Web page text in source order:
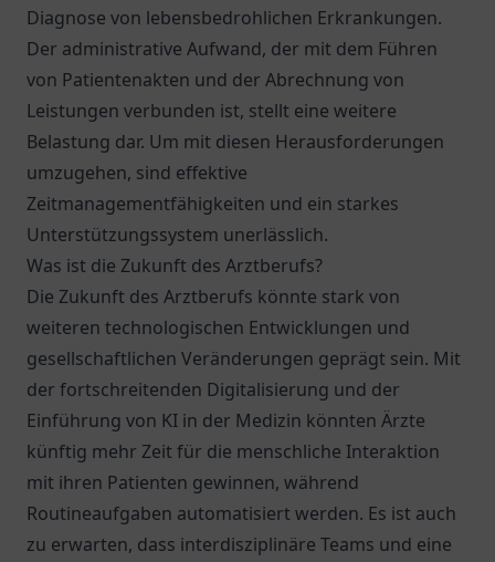
Diagnose von lebensbedrohlichen Erkrankungen.
Der administrative Aufwand, der mit dem Führen
von Patientenakten und der Abrechnung von
Leistungen verbunden ist, stellt eine weitere
Belastung dar. Um mit diesen Herausforderungen
umzugehen, sind effektive
Zeitmanagementfähigkeiten und ein starkes
Unterstützungssystem unerlässlich.
Was ist die Zukunft des Arztberufs?
Die Zukunft des Arztberufs könnte stark von
weiteren technologischen Entwicklungen und
gesellschaftlichen Veränderungen geprägt sein. Mit
der fortschreitenden Digitalisierung und der
Einführung von KI in der Medizin könnten Ärzte
künftig mehr Zeit für die menschliche Interaktion
mit ihren Patienten gewinnen, während
Routineaufgaben automatisiert werden. Es ist auch
zu erwarten, dass interdisziplinäre Teams und eine